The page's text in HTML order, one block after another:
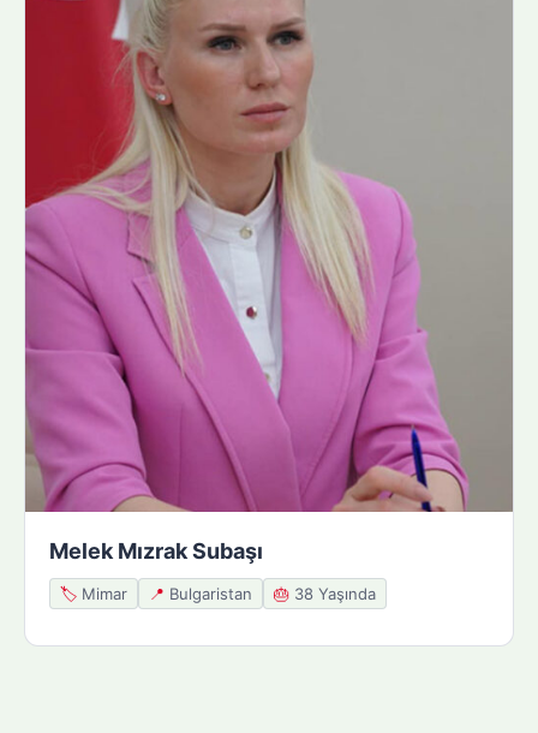
Melek Mızrak Subaşı
🏷️ Mimar 📍 Bulgaristan 🎂 38 Yaşında